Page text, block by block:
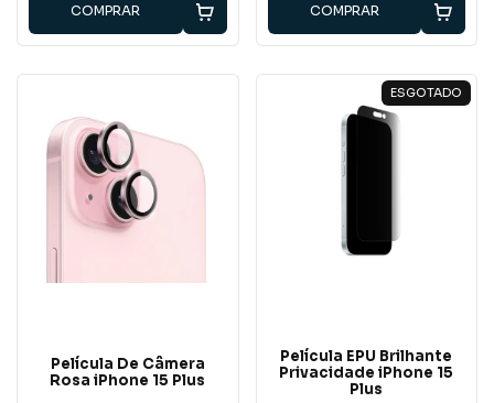
COMPRAR COMPRAR
Película De Câmera
Rosa iPhone 15 Plus
ESGOTADO
Película EPU Brilhante
Privacidade iPhone 15
Plus